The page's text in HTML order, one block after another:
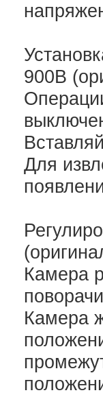
900B
Для
Камера
Камера